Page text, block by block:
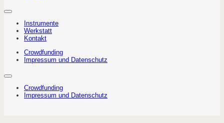
Instrumente
Werkstatt
Kontakt
Crowdfunding
Impressum und Datenschutz
Crowdfunding
Impressum und Datenschutz